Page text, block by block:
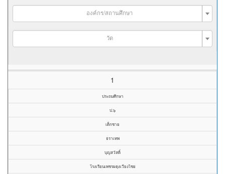
องค์กร/สถานศึกษา
วัด
1
ประถมศึกษา
ป.๖
เด็กชาย
ธราเทพ
บุญสวัสดิ์
โรงเรียนเพชรผดุงเวียงไชย